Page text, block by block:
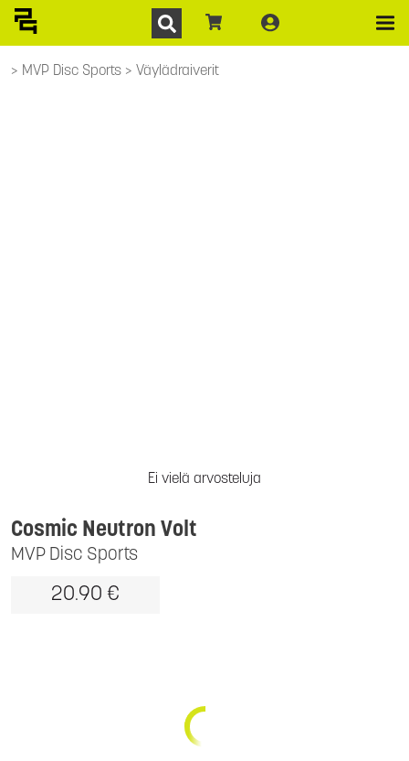
MVP Disc Sports Väylädraiverit
Ei vielä arvosteluja
MVP Disc Sports
Cosmic Neutron Volt
20.90 €